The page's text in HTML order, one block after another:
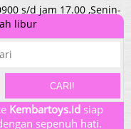
s/d jam 17.00 ,Senin-
libur
CARI!
Kembartoys.id siap
sepenuh hati.